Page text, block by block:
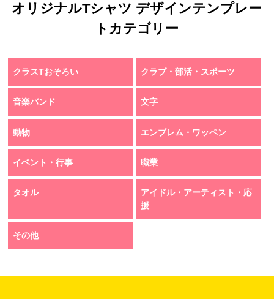
オリジナルTシャツ デザインテンプレー
トカテゴリー
クラスTおそろい クラブ・部活・スポーツ
音楽バンド 文字
動物 エンブレム・ワッペン
イベント・行事 職業
タオル
アイドル・アーティスト・応
援
その他